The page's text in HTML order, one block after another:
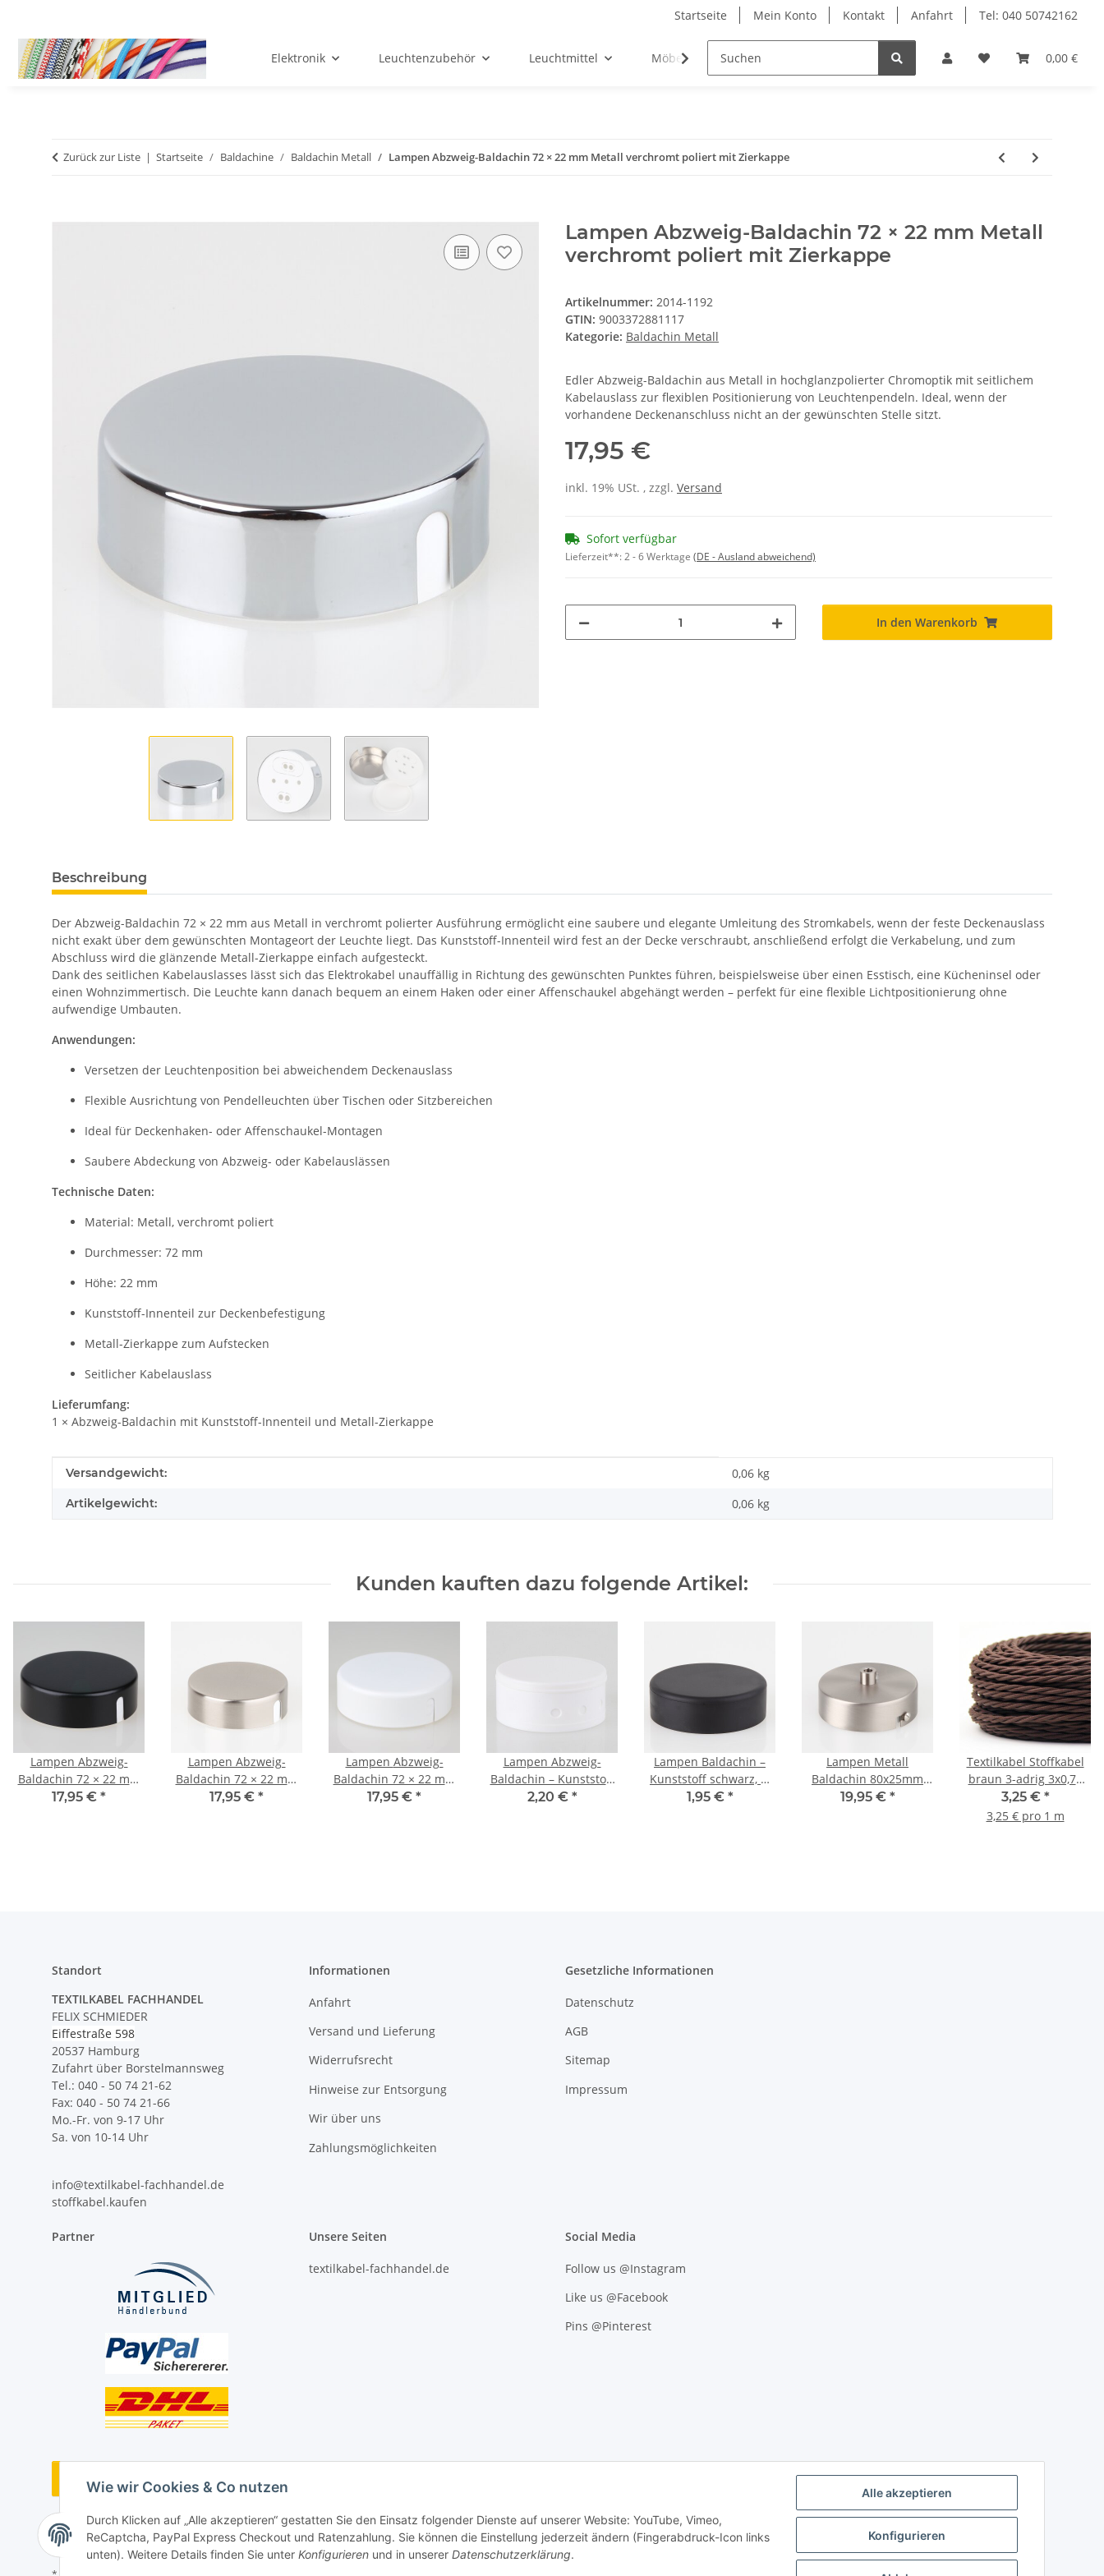
Alle akzeptieren
Konfigurieren
Wie wir Cookies & Co nutzen
Durch Klicken auf „Alle akzeptieren“ gestatten Sie den Einsatz folgender Dienste auf unserer Website: YouTube, Vimeo,
ReCaptcha, PayPal Express Checkout und Ratenzahlung. Sie können die Einstellung jederzeit ändern (Fingerabdruck-Icon links
unten). Weitere Details finden Sie unter Konfigurieren und in unserer Datenschutzerklärung.
Startseite Mein Konto Kontakt Anfahrt Tel: 040 50742162
0,00 €
Elektronik Leuchtenzubehör Leuchtmittel Möbel-Ersatzteile
Zurück zur Liste Startseite Baldachine Baldachin Metall Lampen Abzweig-Baldachin 72 × 22 mm Metall verchromt poliert mit Zierkappe
Lampen Abzweig-Baldachin 72 × 22 mm Metall
verchromt poliert mit Zierkappe
Artikelnummer: 2014-1192
GTIN: 9003372881117
Kategorie: Baldachin Metall
Edler Abzweig-Baldachin aus Metall in hochglanzpolierter Chromoptik mit seitlichem
Kabelauslass zur flexiblen Positionierung von Leuchtenpendeln. Ideal, wenn der
vorhandene Deckenanschluss nicht an der gewünschten Stelle sitzt.
17,95 €
inkl. 19% USt. , zzgl. Versand
Sofort verfügbar
Lieferzeit**:2 - 6 Werktage (DE - Ausland abweichend)
In den Warenkorb
Beschreibung
Der Abzweig-Baldachin 72 × 22 mm aus Metall in verchromt polierter Ausführung ermöglicht eine saubere und elegante Umleitung des Stromkabels, wenn der feste Deckenauslass
nicht exakt über dem gewünschten Montageort der Leuchte liegt. Das Kunststoff-Innenteil wird fest an der Decke verschraubt, anschließend erfolgt die Verkabelung, und zum
Abschluss wird die glänzende Metall-Zierkappe einfach aufgesteckt.
Dank des seitlichen Kabelauslasses lässt sich das Elektrokabel unauffällig in Richtung des gewünschten Punktes führen, beispielsweise über einen Esstisch, eine Kücheninsel oder
einen Wohnzimmertisch. Die Leuchte kann danach bequem an einem Haken oder einer Affenschaukel abgehängt werden – perfekt für eine flexible Lichtpositionierung ohne
aufwendige Umbauten.
Anwendungen:
Versetzen der Leuchtenposition bei abweichendem Deckenauslass
Flexible Ausrichtung von Pendelleuchten über Tischen oder Sitzbereichen
Ideal für Deckenhaken- oder Affenschaukel-Montagen
Saubere Abdeckung von Abzweig- oder Kabelauslässen
Technische Daten:
Material: Metall, verchromt poliert
Durchmesser: 72 mm
Höhe: 22 mm
Kunststoff-Innenteil zur Deckenbefestigung
Metall-Zierkappe zum Aufstecken
Seitlicher Kabelauslass
Lieferumfang:
1 × Abzweig-Baldachin mit Kunststoff-Innenteil und Metall-Zierkappe
Produkteigenschaft
Wert
Versandgewicht: 0,06 kg
Artikelgewicht: 0,06 kg
Kunden kauften dazu folgende Artikel:
Lampen Abzweig-
Baldachin 72 × 22 mm
Metall schwarz mit
17,95 € *
Lampen Abzweig-
Baldachin 72 × 22 mm
Metall in Edelstahloptik
17,95 € *
Lampen Abzweig-
Baldachin 72 × 22 mm
Metall weiß mit
17,95 € *
Lampen Abzweig-
Baldachin – Kunststoff
weiß, Ø 70 mm, Höhe
2,20 € *
Lampen Baldachin –
Kunststoff schwarz, Ø
70 mm, Höhe 24 mm, 3-
1,95 € *
Lampen Metall
Baldachin 80x25mm
edelstahloptik für 1
19,95 € *
Textilkabel Stoffkabel
braun 3-adrig 3x0,75
gedreht verseilt einzeln
umflochten
3,25 € *
3,25 € pro 1 m
Standort
TEXTILKABEL FACHHANDEL
FELIX SCHMIEDER
Eiffestraße 598
20537 Hamburg
Zufahrt über Borstelmannsweg
Tel.: 040 - 50 74 21-62
Fax: 040 - 50 74 21-66
Mo.-Fr. von 9-17 Uhr
Sa. von 10-14 Uhr
info@textilkabel-fachhandel.de
stoffkabel.kaufen
Informationen
Anfahrt
Versand und Lieferung
Widerrufsrecht
Hinweise zur Entsorgung
Wir über uns
Zahlungsmöglichkeiten
Gesetzliche Informationen
Datenschutz
AGB
Sitemap
Impressum
Partner Unsere Seiten
textilkabel-fachhandel.de
Social Media
Follow us @Instagram
Like us @Facebook
Pins @Pinterest
Vertrag widerrufen